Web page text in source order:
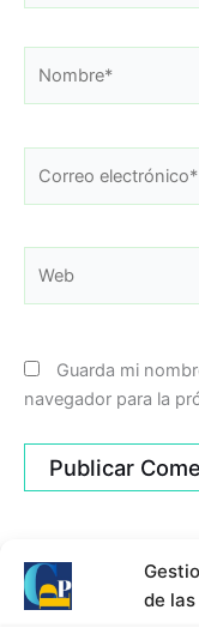
de
electrónico*
Guarda mi
navegador para la